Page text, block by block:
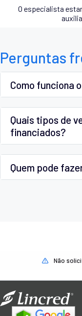
O especialista
Perguntas
Como funciona
Quais tipos de
financiados?
Quem pode
Não